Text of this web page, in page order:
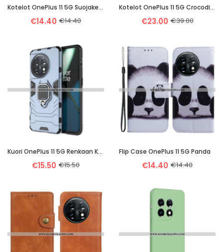
Kotelot OnePlus 11 5G Suojaketju Kuori Teksturoitu Olkahihna
€14.40 €14.40
Kotelot OnePlus 11 5G Crocodile Style Rfid
€23.00 €39.00
Kuori OnePlus 11 5G Renkaan Kestävä
€15.50 €15.50
Flip Case OnePlus 11 5G Panda
€14.40 €14.40